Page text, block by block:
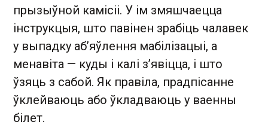
прызыўной камісіі. У ім змяшчаецца
інструкцыя, што павінен зрабіць чалавек
у выпадку аб’яўлення мабілізацыі, а
менавіта — куды і калі з’явіцца, і што
ўзяць з сабой. Як правіла, прадпісанне
ўклейваюць або ўкладваюць у ваенны
білет.